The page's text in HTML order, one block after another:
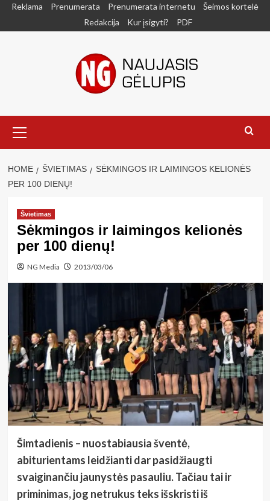
SkipReklama Prenumerata Prenumerata internetu
Šeimos kortelė
Redakcija
Kur įsigyti? PDF
Menu
HOME ŠVIETIMAS
SĖKMINGOS IR LAIMINGOS KELIONĖS
PER 100 DIENŲ!
Švietimas
Sėkmingos ir laimingos kelionės
per 100 dienų!
NG Media 2013/03/06
Šimtadienis – nuostabiausia šventė,
abiturientams leidžianti dar pasidžiaugti
svaiginančiu jaunystės pasauliu. Tačiau tai ir
priminimas, jog netrukus teks išskristi iš